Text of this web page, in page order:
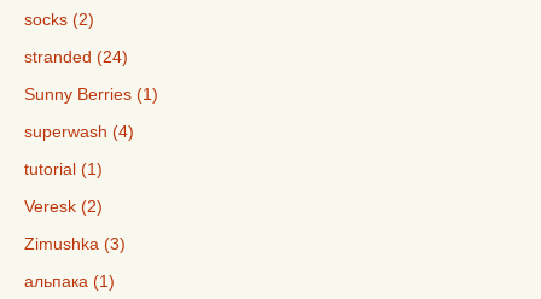
socks (2)
stranded (24)
Sunny Berries (1)
superwash (4)
tutorial (1)
Veresk (2)
Zimushka (3)
альпака (1)